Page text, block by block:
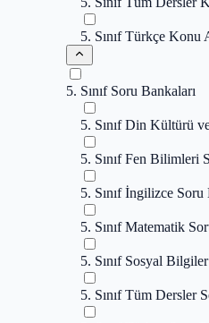
5. Sınıf Türkçe Konu
5. Sınıf Soru Bankaları
5. Sınıf Din Kültürü
5. Sınıf Fen Bilimleri
5. Sınıf İngilizce Soru
5. Sınıf Matematik
5. Sınıf Sosyal
5. Sınıf Tüm Dersler